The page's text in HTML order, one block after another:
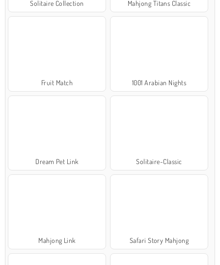
Solitaire Collection Mahjong Titans Classic
Fruit Match 1001 Arabian Nights
Dream Pet Link Solitaire-Classic
Mahjong Link Safari Story Mahjong